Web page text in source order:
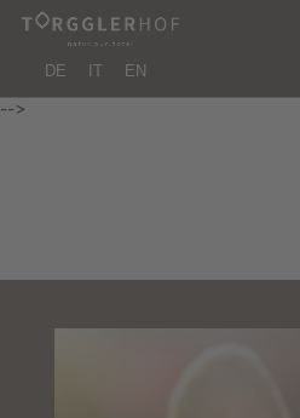
DE IT EN
-->